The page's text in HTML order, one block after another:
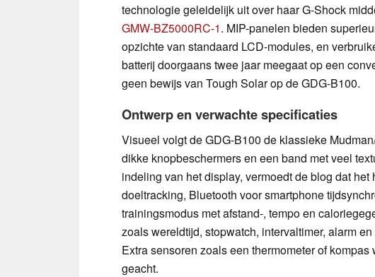
technologie geleidelijk uit over haar G-Shock
GMW-BZ5000RC-1. MIP-panelen bieden
opzichte van standaard LCD-modules, en
batterij doorgaans twee jaar meegaat op een
geen bewijs van Tough Solar op de GDG-B100.
Ontwerp en verwachte specificaties
Visueel volgt de GDG-B100 de klassieke
dikke knopbeschermers en een band met veel
indeling van het display, vermoedt de blog dat
doeltracking, Bluetooth voor smartphone
trainingsmodus met afstand-, tempo en
zoals wereldtijd, stopwatch, intervaltimer, alarm
Extra sensoren zoals een thermometer of
geacht.